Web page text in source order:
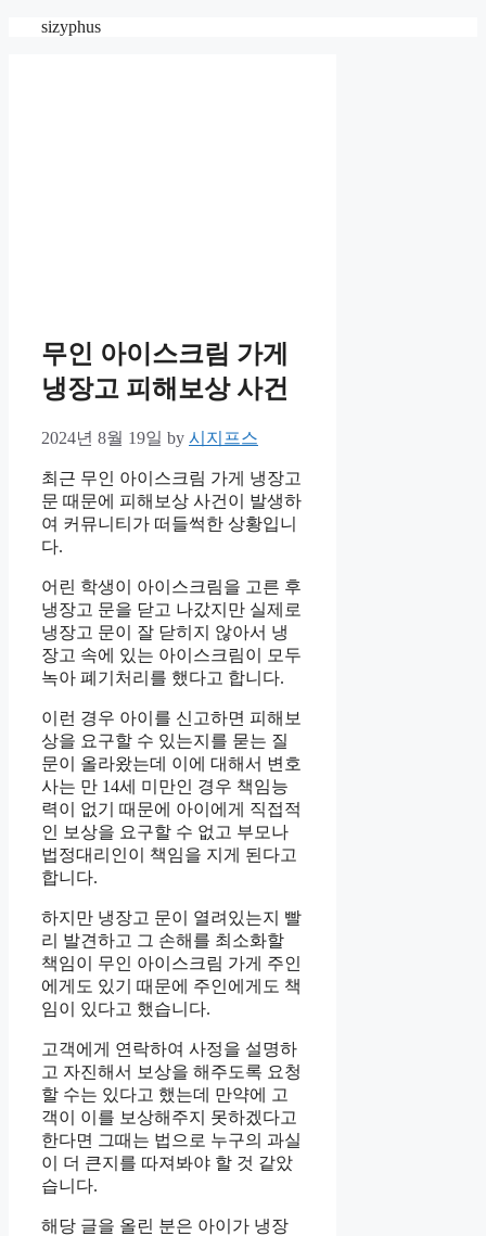
sizyphus
무인 아이스크림 가게
냉장고 피해보상 사건
2024년 8월 19일 by 시지프스
최근 무인 아이스크림 가게 냉장고
문 때문에 피해보상 사건이 발생하
여 커뮤니티가 떠들썩한 상황입니
다.
어린 학생이 아이스크림을 고른 후
냉장고 문을 닫고 나갔지만 실제로
냉장고 문이 잘 닫히지 않아서 냉
장고 속에 있는 아이스크림이 모두
녹아 폐기처리를 했다고 합니다.
이런 경우 아이를 신고하면 피해보
상을 요구할 수 있는지를 묻는 질
문이 올라왔는데 이에 대해서 변호
사는 만 14세 미만인 경우 책임능
력이 없기 때문에 아이에게 직접적
인 보상을 요구할 수 없고 부모나
법정대리인이 책임을 지게 된다고
합니다.
하지만 냉장고 문이 열려있는지 빨
리 발견하고 그 손해를 최소화할
책임이 무인 아이스크림 가게 주인
에게도 있기 때문에 주인에게도 책
임이 있다고 했습니다.
고객에게 연락하여 사정을 설명하
고 자진해서 보상을 해주도록 요청
할 수는 있다고 했는데 만약에 고
객이 이를 보상해주지 못하겠다고
한다면 그때는 법으로 누구의 과실
이 더 큰지를 따져봐야 할 것 같았
습니다.
해당 글을 올린 분은 아이가 냉장